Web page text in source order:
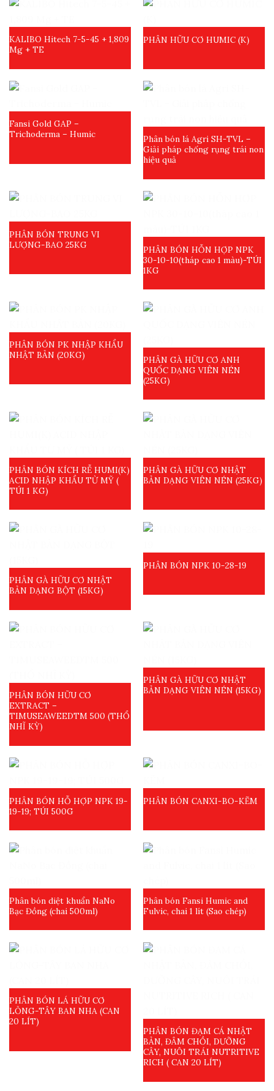
KALIBO Hitech 7-5-45 + 1,809
Mg + TE
PHÂN HỮU CƠ HUMIC (K)
Fansi Gold GAP –
Trichoderma – Humic
Phân bón lá Agri SH-TVL –
Giải pháp chống rụng trái non
hiệu quả
PHÂN BÓN TRUNG VI
LƯỢNG-BAO 25KG
PHÂN BÓN HỖN HỢP NPK
30-10-10(tháp cao 1 màu)-TÚI
1KG
PHÂN BÓN PK NHẬP KHẨU
NHẬT BẢN (20KG)
PHÂN GÀ HỮU CƠ ANH
QUỐC DẠNG VIÊN NÉN
(25KG)
PHÂN BÓN KÍCH RỄ HUMI(K)
ACID NHẬP KHẨU TỪ MỸ (
TÚI 1 KG)
PHÂN GÀ HỮU CƠ NHẬT
BẢN DẠNG VIÊN NÉN (25KG)
PHÂN GÀ HỮU CƠ NHẬT
BẢN DẠNG BỘT (15KG)
PHÂN BÓN NPK 10-28-19
PHÂN BÓN HỮU CƠ
EXTRACT –
TIMUSEAWEEDTM 500 (THỔ
NHĨ KỲ)
PHÂN GÀ HỮU CƠ NHẬT
BẢN DẠNG VIÊN NÉN (15KG)
PHÂN BÓN HỖ HỢP NPK 19-
19-19; TÚI 500G
PHÂN BÓN CANXI-BO-KẼM
Phân bón diệt khuẩn NaNo
Bạc Đồng (chai 500ml)
Phân bón Fansi Humic and
Fulvic, chai 1 lít (Sao chép)
PHÂN BÓN LÁ HỮU CƠ
LỎNG-TÂY BAN NHA (CAN
20 LÍT)
PHÂN BÓN ĐẠM CÁ NHẬT
BẢN, ĐÂM CHỒI, DƯỠNG
CÂY, NUÔI TRÁI NUTRITIVE
RICH ( CAN 20 LÍT)